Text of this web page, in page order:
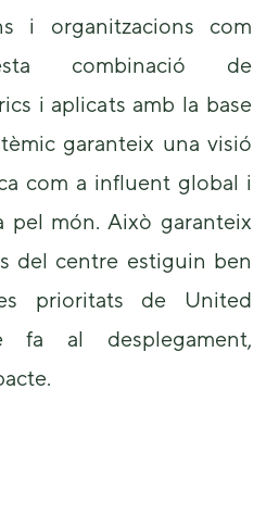
i organitzacions com
combinació de
i aplicats amb la base
garanteix una visió
com a influent global i
pel món. Això garanteix
del centre estiguin ben
prioritats de United
fa al desplegament,